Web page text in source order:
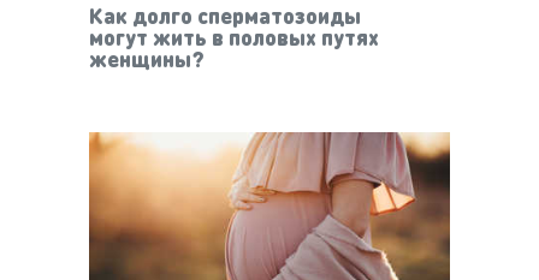
Как долго сперматозоиды
могут жить в половых путях
женщины?